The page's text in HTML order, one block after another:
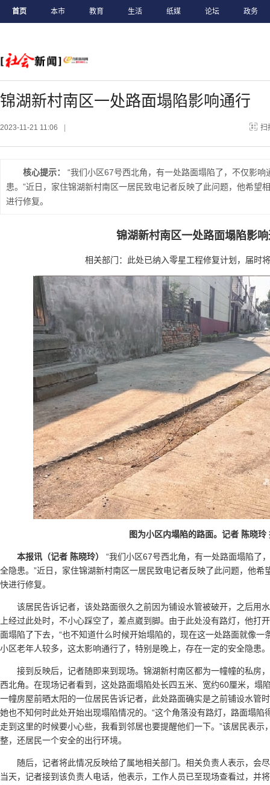
首页 本市 教育 生活 纸媒 论坛 政务
锦湖新村南区一处路面塌陷影响通行
2023-11-21 11:06 扫
核心提示：
“我们小区67号西北角，有一处路面塌陷了，不仅影
患。”近日，家住锦湖新村南区一居民致电记者反映了此问题，他希望
进行修复。
锦湖新村南区一处路面塌陷影
相关部门：此处已纳入零星工程修复计划，届时
图为小区内塌陷的路面。记者 陈晓玲
本报讯（记者 陈晓玲）
“我们小区67号西北角，有一处路面塌陷了
全隐患。”近日，家住锦湖新村南区一居民致电记者反映了此问题，他希
快进行修复。
该居民告诉记者，该处路面很久之前因为铺设水管被破开，之后用
上经过此处时，不小心踩空了，差点崴到脚。由于此处没有路灯，他打
面塌陷了下去，“也不知道什么时候开始塌陷的，现在这一处路面就像一
小区老年人较多，这太影响通行了，特别是晚上，存在一定的安全隐患。
接到反映后，记者随即来到现场。锦湖新村南区都为一幢幢的私房
西北角。在现场记者看到，这处路面塌陷处长四五米、宽约60厘米，塌
一幢房屋前晒太阳的一位居民告诉记者，此处路面确实是之前铺设水管
她也不知何时此处开始出现塌陷情况的。“这个角落没有路灯，路面塌陷
走到这里的时候要小心些，我看到邻居也要提醒他们一下。”该居民表示
整，还居民一个安全的出行环境。
随后，记者将此情况反映给了属地相关部门。相关负责人表示，会
当天，记者接到该负责人电话，他表示，工作人员已至现场查看过，并